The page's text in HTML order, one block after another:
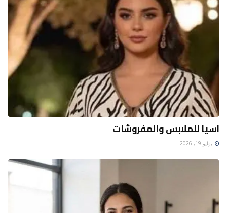
اسيا للملابس والمفروشات
يوليو 19, 2026